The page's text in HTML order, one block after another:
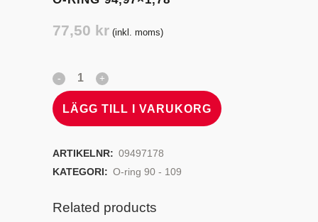
77,50 kr (inkl. moms)
LÄGG TILL I VARUKORG
ARTIKELNR: 09497178
KATEGORI: O-ring 90 - 109
Related products